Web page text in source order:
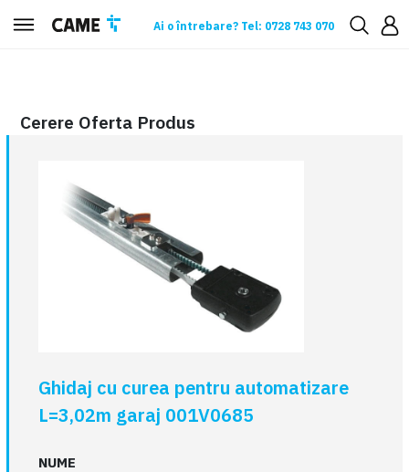
Ai o întrebare? Tel: 0728 743 070
Cerere Oferta Produs
Ghidaj cu curea pentru automatizare
L=3,02m garaj 001V0685
NUME